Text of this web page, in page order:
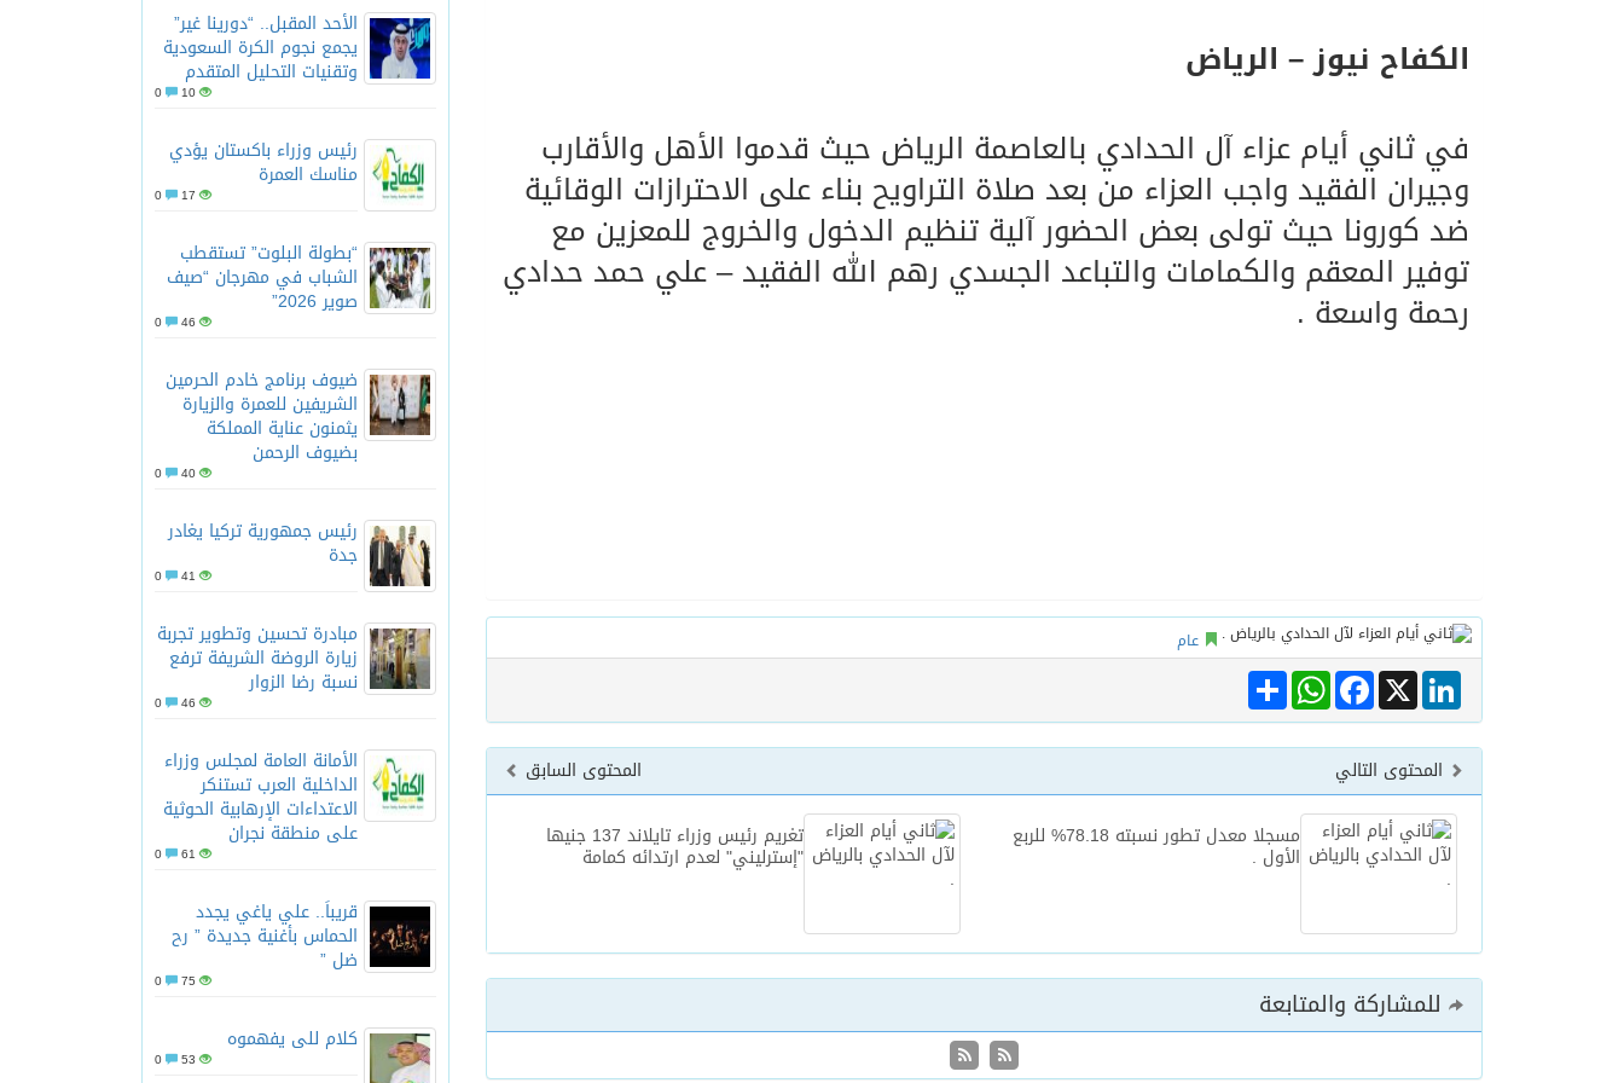
06/08/2026الهولندي مارينو بوستش يخلف يايسله في تدريب الاهلي
الأحد المقبل.. “دورينا غير”
يجمع نجوم الكرة السعودية
وتقنيات التحليل المتقدم
10
رئيس وزراء باكستان يؤدي
مناسك العمرة
17
“بطولة البلوت” تستقطب
الشباب في مهرجان “صيف
صوير 2026”
46
ضيوف برنامج خادم الحرمين
الشريفين للعمرة والزيارة
يثمنون عناية المملكة
بضيوف الرحمن
40
رئيس جمهورية تركيا يغادر
جدة
41
مبادرة تحسين وتطوير تجربة
زيارة الروضة الشريفة ترفع
نسبة رضا الزوار
46
الأمانة العامة لمجلس وزراء
الداخلية العرب تستنكر
الاعتداءات الإرهابية الحوثية
على منطقة نجران
61
قريباً.. علي ياغي يجدد
الحماس بأغنية جديدة ” رح
ضل ”
75
كلام للى يفهموه
53
الكفاح نيوز – الرياض
في ثاني أيام عزاء آل الحدادي بالعاصمة الرياض حيث قدموا الأهل والأقارب
وجيران الفقيد واجب العزاء من بعد صلاة التراويح بناء على الاحترازات الوقائية
ضد كورونا حيث تولى بعض الحضور آلية تنظيم الدخول والخروج للمعزين مع
توفير المعقم والكمامات والتباعد الجسدي رهم الله الفقيد – علي حمد حدادي
رحمة واسعة .
عام
Share
WhatsAppFacebook X
LinkedIn
المحتوى السابق
المحتوى التالي
تغريم رئيس وزراء تايلاند 137 جنيها
"إسترليني" لعدم ارتدائه كمامة
مسجلا معدل تطور نسبته 78.18% للربع
الأول .
للمشاركة والمتابعة